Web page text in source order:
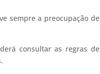
sempre a preocupação de
consultar as regras de